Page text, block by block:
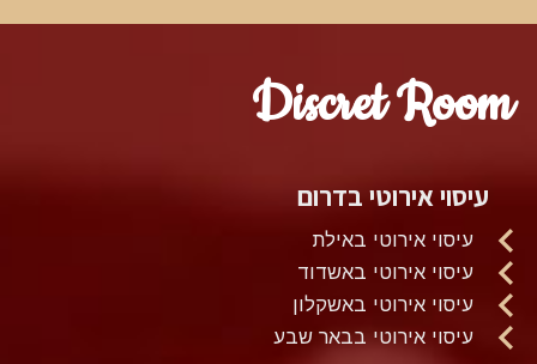
Discret Room
עיסוי אירוטי בדרום
עיסוי אירוטי באילת
עיסוי אירוטי באשדוד
עיסוי אירוטי באשקלון
עיסוי אירוטי בבאר שבע